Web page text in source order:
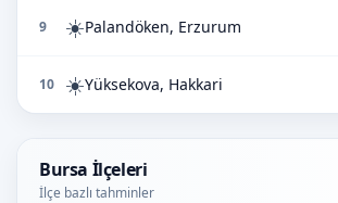
9 ☀️Palandöken, Erzurum
10 ☀️Yüksekova, Hakkari
Bursa İlçeleri
İlçe bazlı tahminler